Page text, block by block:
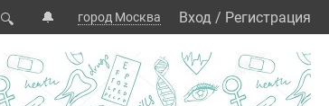
🔍 🔔 город Москва Вход / Регистрация